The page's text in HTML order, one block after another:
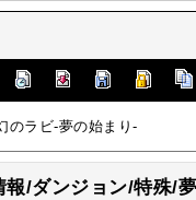
のラビ-夢の始まり-
報/ダンジョン/特殊/